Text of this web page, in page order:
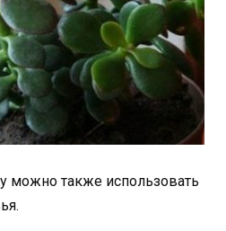
можно также использовать